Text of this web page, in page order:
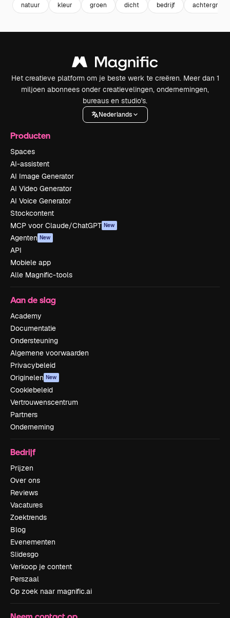
natuur kleur groen dicht bedrijf achtergrond
Het creatieve platform om je beste werk te creëren. Meer dan 1
miljoen abonnees onder creatievelingen, ondernemingen,
bureaus en studio's.
Nederlands
Producten
Spaces
AI-assistent
AI Image Generator
AI Video Generator
AI Voice Generator
Stockcontent
MCP voor Claude/ChatGPT New
Agenten New
API
Mobiele app
Alle Magnific-tools
Aan de slag
Academy
Documentatie
Ondersteuning
Algemene voorwaarden
Privacybeleid
Originelen New
Cookiebeleid
Vertrouwenscentrum
Partners
Onderneming
Bedrijf
Prijzen
Over ons
Reviews
Vacatures
Zoektrends
Blog
Evenementen
Slidesgo
Verkoop je content
Perszaal
Op zoek naar magnific.ai